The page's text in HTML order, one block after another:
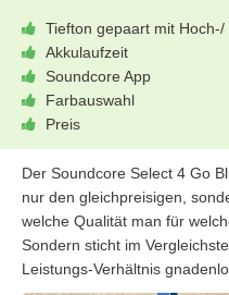
Tiefton gepaart mit Hoch-/
Akkulaufzeit
Soundcore App
Farbauswahl
Preis
Der Soundcore Select 4 Go
nur den gleichpreisigen,
welche Qualität man für
Sondern sticht im
Leistungs-Verhältnis